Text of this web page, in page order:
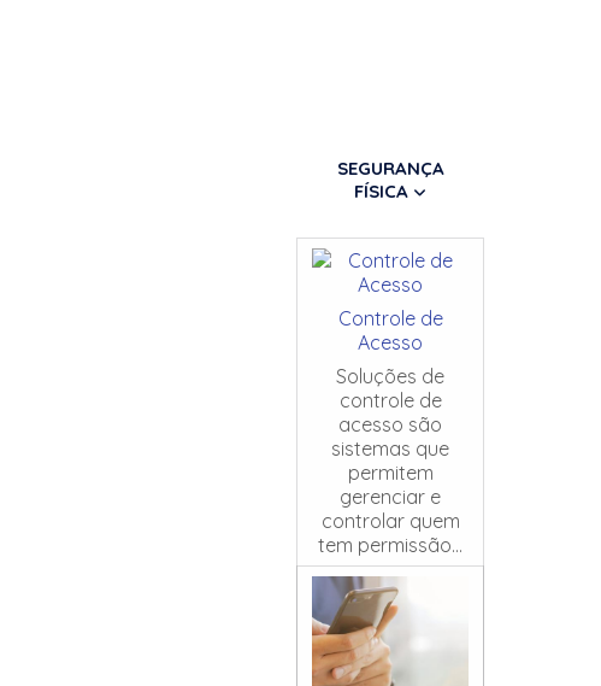
SEGURANÇA
FÍSICA
Controle de
Acesso
Soluções de
controle de
acesso são
sistemas que
permitem
gerenciar e
controlar quem
tem permissão...